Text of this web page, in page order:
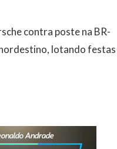
contra poste na BR-
lotando festas